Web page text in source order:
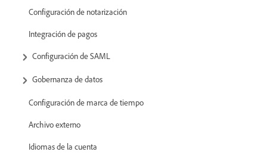
Configuración de notarización
Integración de pagos
Configuración de SAML
Gobernanza de datos
Configuración de marca de tiempo
Archivo externo
Idiomas de la cuenta